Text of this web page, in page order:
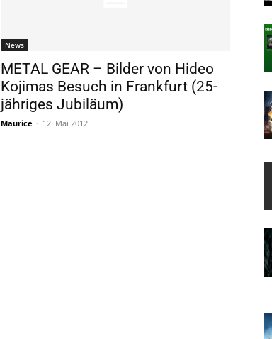
News
METAL GEAR – Bilder von Hideo
Kojimas Besuch in Frankfurt (25-
jähriges Jubiläum)
Maurice - 12. Mai 2012